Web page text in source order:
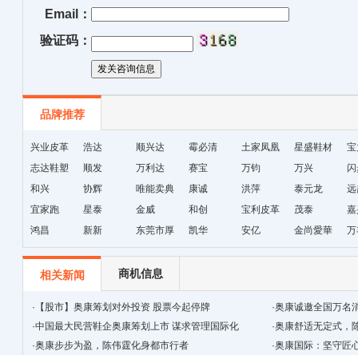
Email：
验证码：
品牌推荐
兴业皮革 浩达 顺兴达 霉必清
土家凤凰
十字绣鞋
垫厂
星盛鞋材
志达鞋塑
顺发 万利达 赛宝 万钧 万兴
和兴
协辉 唯能卖典 康诚 洪萍 泰元龙
宜家跑
星泰 金威 和创 宝利皮革 茂泰
鸿昌
新新
东莞市厚
街天逸皮
革
凯华 安亿 金尚愛華
相关新闻 商机信息
· 【股市】奥康筹划对外投资 股票今起停牌 ·奥康诚邀全国万名
·中国最大民营鞋企奥康筹划上市 谋求管理国际化 ·奥康舒适无定式，
·奥康步步为盈，陈伟霆化身都市行者 ·奥康国际：坚守匠